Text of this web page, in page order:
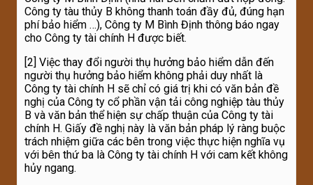
Công ty tàu thủy B không thanh toán đầy đủ, đúng hạn
phí bảo hiểm …), Công ty M Bình Định thông báo ngay
cho Công ty tài chính H được biết.
[2] Việc thay đổi người thụ hưởng bảo hiểm dẫn đến
người thụ hưởng bảo hiểm không phải duy nhất là
Công ty tài chính H sẽ chỉ có giá trị khi có văn bản đề
nghị của Công ty cổ phần vận tải công nghiệp tàu thủy
B và văn bản thể hiện sự chấp thuận của Công ty tài
chính H. Giấy đề nghị này là văn bản pháp lý ràng buộc
trách nhiệm giữa các bên trong việc thực hiện nghĩa vụ
với bên thứ ba là Công ty tài chính H với cam kết không
hủy ngang.